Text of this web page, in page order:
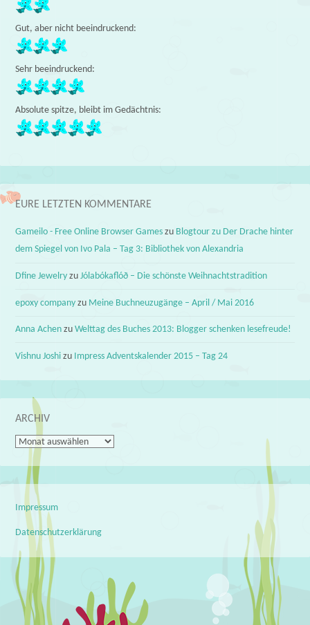
Gut, aber nicht beeindruckend:
Sehr beeindruckend:
Absolute spitze, bleibt im Gedächtnis:
EURE LETZTEN KOMMENTARE
Gameilo - Free Online Browser Games zu Blogtour zu Der Drache hinter
dem Spiegel von Ivo Pala – Tag 3: Bibliothek von Alexandria
Dfine Jewelry zuJólabókaflóð – Die schönste Weihnachtstradition
epoxy company zu Meine Buchneuzugänge – April / Mai 2016
Anna Achen zuWelttag des Buches 2013: Blogger schenken lesefreude!
Vishnu Joshi zu Impress Adventskalender 2015 – Tag 24
ARCHIV
Archiv
Impressum
Datenschutzerklärung